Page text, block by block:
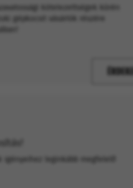
kötelezettségek körén
gépkocsit vásárlók részére
ÉRDEKEL